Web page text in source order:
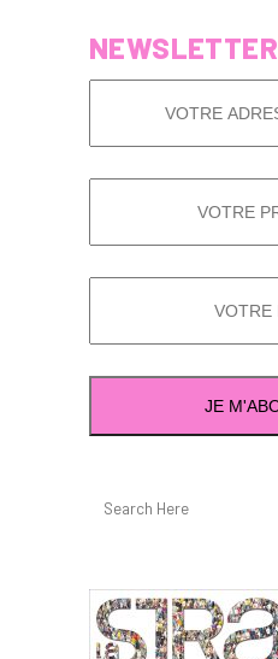
NEWSLETTER